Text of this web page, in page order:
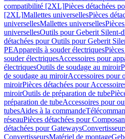
compatibilité [2XL]Pièces détachées
[2XL]Mallettes universellesPièces
universellesMallettes universelles
universellesOutils pour Geberit Silent-
détachées pour Outils pour Geberit
PEAppareils à souder électriques
souder électriquesAccessoires pour
électriquesOutils de soudage au miroir
de soudage au miroirAccessoires pour
miroirPièces détachées pour
miroirOutils de préparation de tube
préparation de tubeAccessoires pour
tubesAides à la commande
réseauPièces détachées pour
détachées pour Gateways
ConvertisseursMatériel de montage